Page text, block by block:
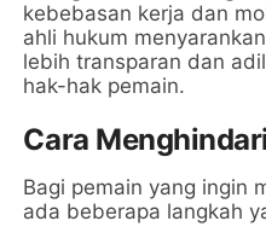
kebebasan kerja dan
ahli hukum
lebih transparan dan
hak-hak pemain.
Cara
Bagi pemain yang ingin
ada beberapa langkah